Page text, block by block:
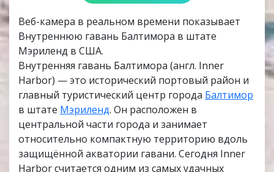
Веб-камера в реальном времени показывает
Внутреннюю гавань Балтимора в штате
Мэриленд в США.
Внутренняя гавань Балтимора (англ. Inner
Harbor) — это исторический портовый район и
главный туристический центр города Балтимор
в штате Мэриленд. Он расположен в
центральной части города и занимает
относительно компактную территорию вдоль
защищённой акватории гавани. Сегодня Inner
Harbor считается одним из самых удачных